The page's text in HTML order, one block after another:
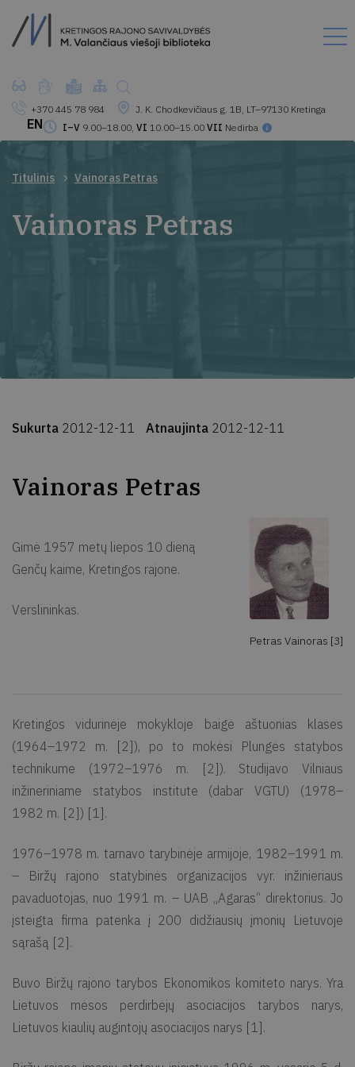
+370 445 78 984
J. K. Chodkevičiaus g. 1B, LT–97130 Kretinga
I–V 9.00–18.00, VI 10.00–15.00 VII Nedirba
EN
Titulinis Vainoras Petras
Vainoras Petras
Sukurta 2012-12-11 Atnaujinta 2012-12-11
Vainoras Petras
Petras Vainoras [3]
Gimė 1957 metų liepos 10 dieną
Genčų kaime, Kretingos rajone.
Verslininkas.
Kretingos vidurinėje mokykloje baigė aštuonias klases
(1964–1972 m. [2]), po to mokėsi Plungės statybos
technikume (1972–1976 m. [2]). Studijavo Vilniaus
inžineriniame statybos institute (dabar VGTU) (1978–
1982 m. [2]) [1].
1976–1978 m. tarnavo tarybinėje armijoje, 1982–1991 m.
– Biržų rajono statybinės organizacijos vyr. inžinieriaus
pavaduotojas, nuo 1991 m. – UAB „Agaras“ direktorius. Jo
įsteigta firma patenka į 200 didžiausių įmonių Lietuvoje
sąrašą [2].
Buvo Biržų rajono tarybos Ekonomikos komiteto narys. Yra
Lietuvos mėsos perdirbėjų asociacijos tarybos narys,
Lietuvos kiaulių augintojų asociacijos narys [1].